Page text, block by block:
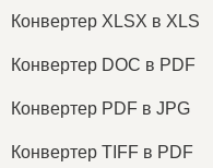
Конвертер XLSX в XLS
Конвертер DOC в PDF
Конвертер PDF в JPG
Конвертер TIFF в PDF